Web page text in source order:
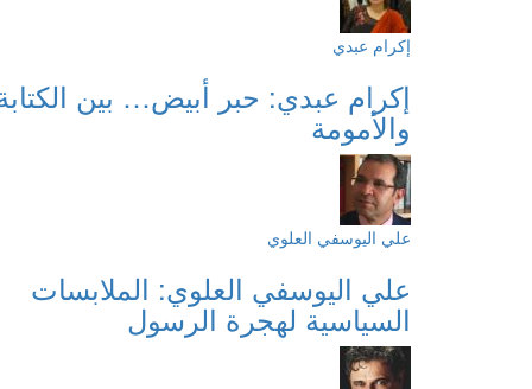
إكرام عبدي
إكرام عبدي: حبر أبيض… بين
والأمومة
علي اليوسفي العلوي
علي اليوسفي العلوي: الملابسات
السياسية لهجرة الرسول